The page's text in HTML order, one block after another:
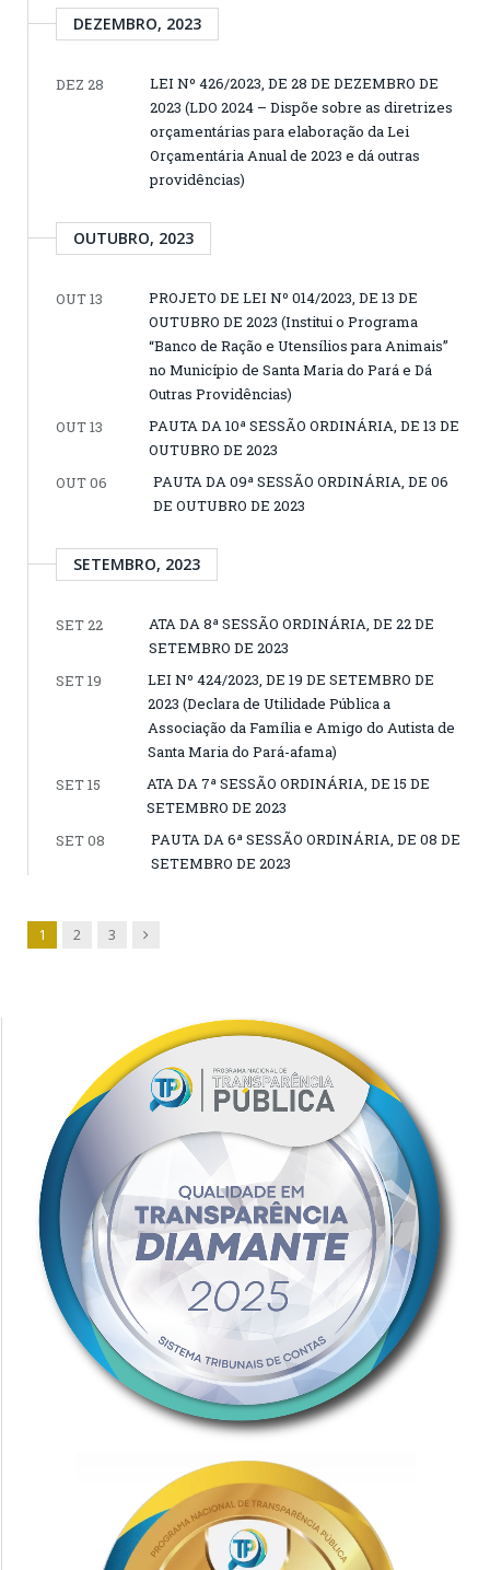
DEZEMBRO, 2023
DEZ 28
LEI Nº 426/2023, DE 28 DE DEZEMBRO DE
2023 (LDO 2024 – Dispõe sobre as diretrizes
orçamentárias para elaboração da Lei
Orçamentária Anual de 2023 e dá outras
providências)
OUTUBRO, 2023
OUT 13
PROJETO DE LEI Nº 014/2023, DE 13 DE
OUTUBRO DE 2023 (Institui o Programa
“Banco de Ração e Utensílios para Animais”
no Município de Santa Maria do Pará e Dá
Outras Providências)
OUT 13
PAUTA DA 10ª SESSÃO ORDINÁRIA, DE 13 DE
OUTUBRO DE 2023
OUT 06
PAUTA DA 09ª SESSÃO ORDINÁRIA, DE 06
DE OUTUBRO DE 2023
SETEMBRO, 2023
SET 22
ATA DA 8ª SESSÃO ORDINÁRIA, DE 22 DE
SETEMBRO DE 2023
SET 19
LEI Nº 424/2023, DE 19 DE SETEMBRO DE
2023 (Declara de Utilidade Pública a
Associação da Família e Amigo do Autista de
Santa Maria do Pará-afama)
SET 15
ATA DA 7ª SESSÃO ORDINÁRIA, DE 15 DE
SETEMBRO DE 2023
SET 08
PAUTA DA 6ª SESSÃO ORDINÁRIA, DE 08 DE
SETEMBRO DE 2023
1 2 3 Next